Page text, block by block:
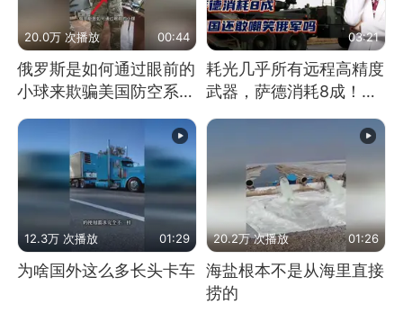
20.0万 次播放 00:44
俄罗斯是如何通过眼前的
小球来欺骗美国防空系统
的
03:21
耗光几乎所有远程高精度
武器，萨德消耗8成！美
国还敢嘲笑俄军吗
12.3万 次播放 01:29
为啥国外这么多长头卡车
20.2万 次播放 01:26
海盐根本不是从海里直接
捞的